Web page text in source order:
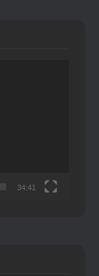
34:41